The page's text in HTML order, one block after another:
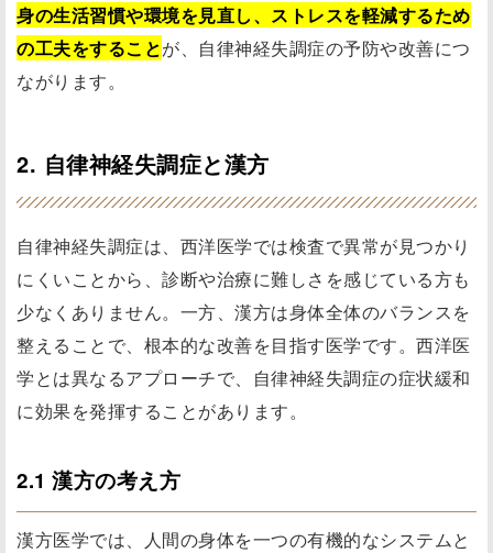
身の生活習慣や環境を見直し、ストレスを軽減するため
の工夫をすることが、自律神経失調症の予防や改善につ
ながります。
2. 自律神経失調症と漢方
自律神経失調症は、西洋医学では検査で異常が見つかり
にくいことから、診断や治療に難しさを感じている方も
少なくありません。一方、漢方は身体全体のバランスを
整えることで、根本的な改善を目指す医学です。西洋医
学とは異なるアプローチで、自律神経失調症の症状緩和
に効果を発揮することがあります。
2.1 漢方の考え方
漢方医学では、人間の身体を一つの有機的なシステムと